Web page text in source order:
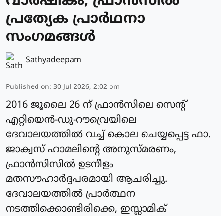
പ്രത്യേക പ്രാർഥനാ
സംഗമങ്ങള്‍
Sathyadeepam
Published on: 30 Jul 2026, 2:02 pm
2016 ജൂലൈ 26 ന് ഫ്രാന്‍സിലെ സെന്റ്
എറ്റിയെന്‍-ഡു-റൗവ്രെയിലെ
ദേവാലയത്തില്‍ വച്ച് കൊല ചെയ്യപ്പെട്ട ഫാ.
ജാക്വസ് ഹാമലിന്റെ അനുസ്മരണം,
ഫ്രാന്‍സിസിൽ ഉടനീളം
മതസൗഹാര്‍ദ്ദപരമായി ആചരിച്ചു.
ദേവാലയത്തില്‍ പ്രാര്‍ത്ഥന
നടത്തിക്കൊണ്ടിരിക്കെ, ഇസ്ലാമിക്